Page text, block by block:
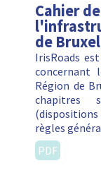
Cahier
de
IrisRoads
concernant
Région de
chapitres
règles
PDF